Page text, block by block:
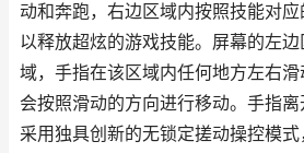
动和奔跑，右边区域内按照技能对
以释放超炫的游戏技能。屏幕的左
域，手指在该区域内任何地方左右
会按照滑动的方向进行移动。手指离
采用独具创新的无锁定搓动操控模